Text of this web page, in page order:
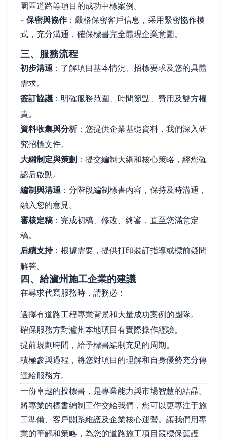
園區道路等項目的成功中標案例。
- 保密與協作：嚴格保密客戶信息，采用緊密協作模
式，充分溝通，確保標書完全體現企業意圖。
三、服務流程
初步溝通 ：了解項目基本情況、招標要求及您的具體
需求。
簽訂協議 ：明確服務范圍、時間節點、費用及雙方權
責。
資料收集與分析：您提供企業基礎資料，我們深入研
究招標文件。
大綱制定與策劃 ：提交編制大綱和核心策略，經您確
認后啟動。
編制與溝通 ：分階段編制標書內容，保持及時溝通，
融入您的意見。
審核定稿 ：完成初稿、修改、終審，直至您滿意定
稿。
后續支持：根據需要，提供打印裝訂指導或標前疑問
解答。
四、給瀘州施工企業的建議
在尋求代寫服務時，請務必：
選擇有道路工程專業背景和大量成功案例的團隊。
確保服務方對瀘州本地項目有實際操作經驗。
提前規劃時間，給予標書編制充足的周期。
積極參與過程，將您對項目的理解和自身優勢充分傳
達給服務方。
一份卓越的投標書，是專業能力與市場智慧的結晶。
將專業的標書編制工作交給我們，您可以更專注于施
工準備、客戶關系維護及企業核心運營。讓我們用專
業的筆觸和策略，為您的道路施工項目競標保駕護